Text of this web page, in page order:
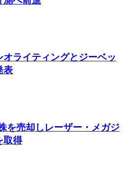
オライティングとジーベッ
表
を売却しレーザー・メガジ
取得